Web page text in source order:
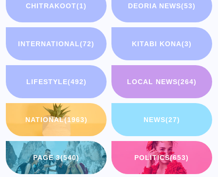
CHITRAKOOT(1) DEORIA NEWS(53)
INTERNATIONAL(72) KITABI KONA(3)
LIFESTYLE(492) LOCAL NEWS(264)
NATIONAL(1963) NEWS(27)
PAGE 3(540) POLITICS(653)